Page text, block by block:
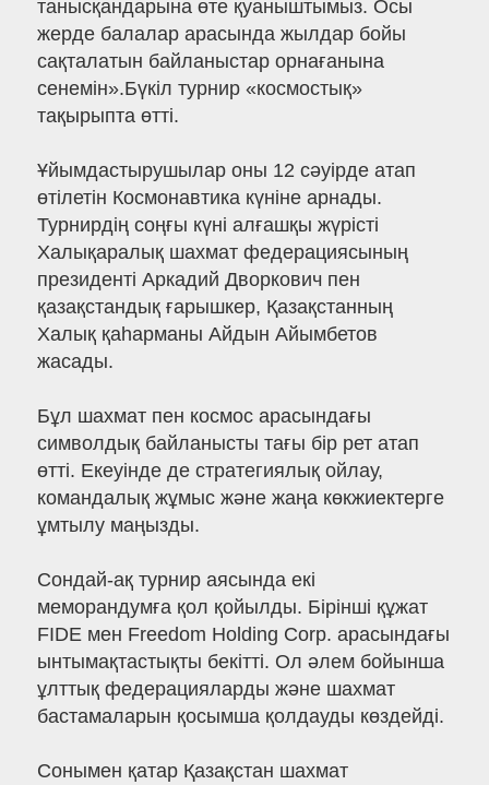
танысқандарына өте қуаныштымыз. Осы
жерде балалар арасында жылдар бойы
сақталатын байланыстар орнағанына
сенемін».Бүкіл турнир «космостық»
тақырыпта өтті.
Ұйымдастырушылар оны 12 сәуірде атап
өтілетін Космонавтика күніне арнады.
Турнирдің соңғы күні алғашқы жүрісті
Халықаралық шахмат федерациясының
президенті Аркадий Дворкович пен
қазақстандық ғарышкер, Қазақстанның
Халық қаһарманы Айдын Айымбетов
жасады.
Бұл шахмат пен космос арасындағы
символдық байланысты тағы бір рет атап
өтті. Екеуінде де стратегиялық ойлау,
командалық жұмыс және жаңа көкжиектерге
ұмтылу маңызды.
Сондай-ақ турнир аясында екі
меморандумға қол қойылды. Бірінші құжат
FIDE мен Freedom Holding Corp. арасындағы
ынтымақтастықты бекітті. Ол әлем бойынша
ұлттық федерацияларды және шахмат
бастамаларын қосымша қолдауды көздейді.
Сонымен қатар Қазақстан шахмат